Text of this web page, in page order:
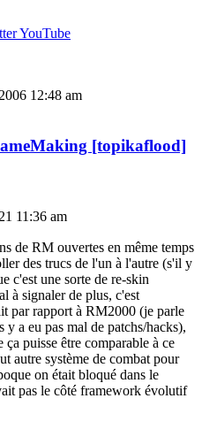
YouTube
12:48 am
[topikaflood]
11:36 am
de RM ouvertes en même temps
des trucs de l'un à l'autre (s'il y
c'est une sorte de re-skin
à signaler de plus, c'est
par rapport à RM2000 (je parle
a eu pas mal de patchs/hacks),
puisse être comparable à ce
autre système de combat pour
on était bloqué dans le
pas le côté framework évolutif